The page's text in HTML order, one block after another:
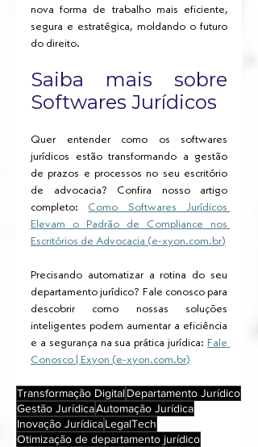
nova forma de trabalho mais eficiente,
segura e estratégica, moldando o futuro
do direito.
Saiba mais sobre
Softwares Jurídicos
Quer entender como os softwares
jurídicos estão transformando a gestão
de prazos e processos no seu escritório
de advocacia? Confira nosso artigo
completo: Como Softwares Jurídicos
Elevam o Padrão de Compliance nos
Escritórios de Advocacia (e-xyon.com.br)
Precisando automatizar a rotina do seu
departamento jurídico? Fale conosco para
descobrir como nossas soluções
inteligentes podem aumentar a eficiência
e a segurança na sua prática jurídica: Fale
Conosco | Exyon (e-xyon.com.br)
Transformação DigitalDepartamento Jurídico
Gestão JurídicaAutomação Jurídica
Inovação JurídicaLegalTech
Otimização de departamento jurídico